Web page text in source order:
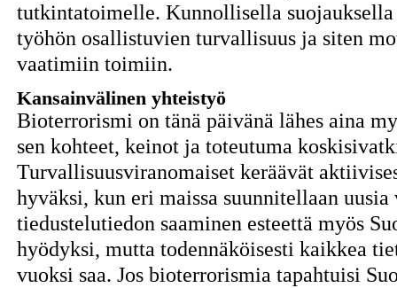
tutkintatoimelle. Kunnollisella suojauksella
työhön osallistuvien turvallisuus ja siten
vaatimiin toimiin.
Kansainvälinen yhteistyö
Bioterrorismi on tänä päivänä lähes aina
sen kohteet, keinot ja toteutuma
Turvallisuusviranomaiset keräävät
hyväksi, kun eri maissa suunnitellaan
tiedustelutiedon saaminen esteettä myös
hyödyksi, mutta todennäköisesti kaikkea
vuoksi saa. Jos bioterrorismia tapahtuisi